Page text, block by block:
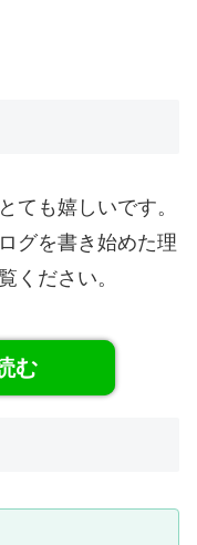
ても嬉しいです。
グを書き始めた理
ください。
む